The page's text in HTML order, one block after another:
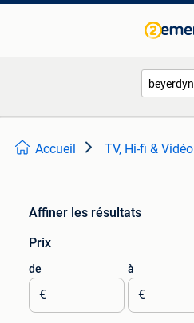
Accueil TV, Hi-fi & Vidéo
Affiner les résultats
Prix
de
€
à
€